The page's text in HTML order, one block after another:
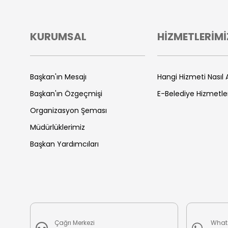
KURUMSAL
Başkan'ın Mesajı
Başkan'ın Özgeçmişi
Organizasyon Şeması
Müdürlüklerimiz
Başkan Yardımcıları
Hangi Hizmeti Nasıl
E-Belediye
Çağrı Merkezi